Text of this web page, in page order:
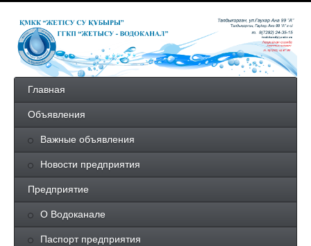
Главная
Объявления
Важные объявления
Новости предприятия
Предприятие
О Водоканале
Паспорт предприятия